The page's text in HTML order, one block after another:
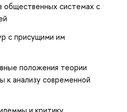
общественных системах с
с присущими им
положения теории
к анализу современной